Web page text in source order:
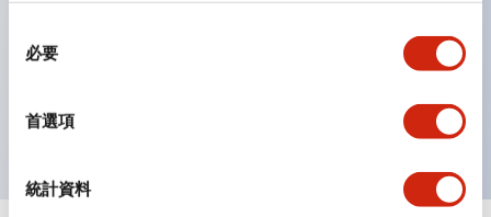
必要
首選項
統計資料
去每種顏色分開的LED燈泡，現在可用一顆單色LED燈
UL、CSA、TÜV、CCC認證品。（部分機種除外）